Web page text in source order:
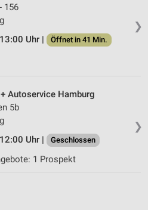
❯
156
Uhr |
Öffnet in 41 Min.
❯
Autoservice Hamburg
5b
Uhr |
Geschlossen
1 Prospekt